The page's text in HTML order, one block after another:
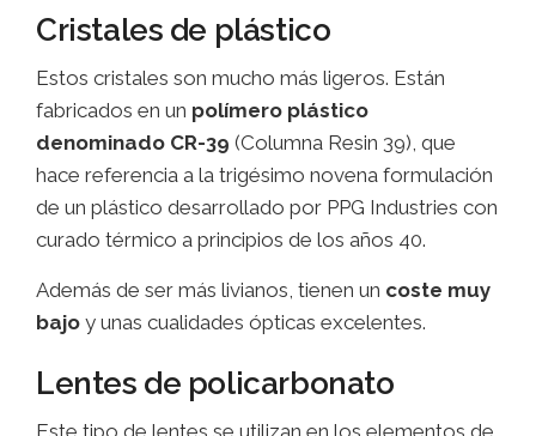
Cristales de plástico
Estos cristales son mucho más ligeros. Están
fabricados en un polímero plástico
denominado CR-39 (Columna Resin 39), que
hace referencia a la trigésimo novena formulación
de un plástico desarrollado por PPG Industries con
curado térmico a principios de los años 40.
Además de ser más livianos, tienen un coste muy
bajo y unas cualidades ópticas excelentes.
Lentes de policarbonato